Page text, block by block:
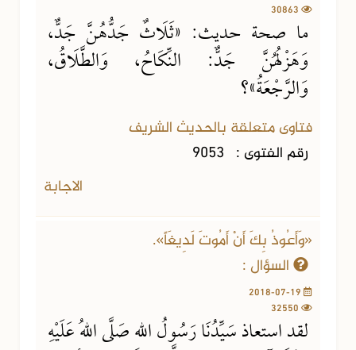
ما صحة حديث: «ثَلَاثٌ جَدُّهُنَّ جَدٌّ،
وَهَزْلُهُنَّ جَدٌّ: النِّكَاحُ، وَالطَّلَاقُ،
وَالرَّجْعَةُ»؟
فتاوى متعلقة بالحديث الشريف
رقم الفتوى : 9053
الاجابة
«وَأَعُوذُ بِكَ أَنْ أَمُوتَ لَدِيغَاً».
السؤال :
لقد استعاذ سَيِّدُنَا رَسُولُ اللهِ صَلَّى اللهُ عَلَيْهِ